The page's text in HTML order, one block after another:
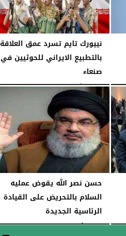
نييورك تايم تسرد عمق العلاقة
بالتطبيع الايراني للحوثيين في
صنعاء
الجمعة، 22 أبريل 2022 01:09 مـ
حسن نصر الله يقوض عمليه
السلام بالتحريض على القيادة
الرئاسية الجديدة
الثلاثاء، 12 أبريل 2022 03:36 مـ